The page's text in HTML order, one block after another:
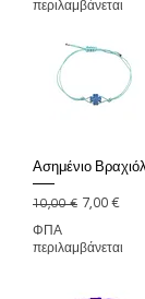
περιλαμβάνεται
Ασημένιο
Κανονική τιμή
10,00 € Τιμή
7,00 €
ΦΠΑ
περιλαμβάνεται